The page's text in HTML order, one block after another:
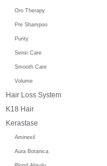
Oro Therapy
Pre Shampoo
Purity
Sensi Care
Smooth Care
Volume
Hair Loss System
K18 Hair
Kerastase
Aminexil
Aura Botanica